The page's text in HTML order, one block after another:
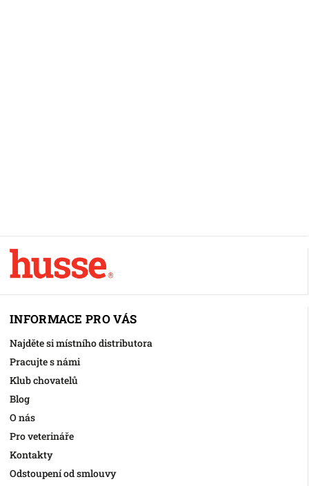
INFORMACE PRO VÁS
Najděte si místního distributora
Pracujte s námi
Klub chovatelů
Blog
O nás
Pro veterináře
Kontakty
Odstoupení od smlouvy